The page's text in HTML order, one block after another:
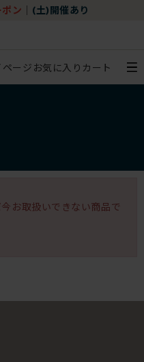
ポン (土)開催あり
ページ お気に入り カート
お取扱いできない商品で